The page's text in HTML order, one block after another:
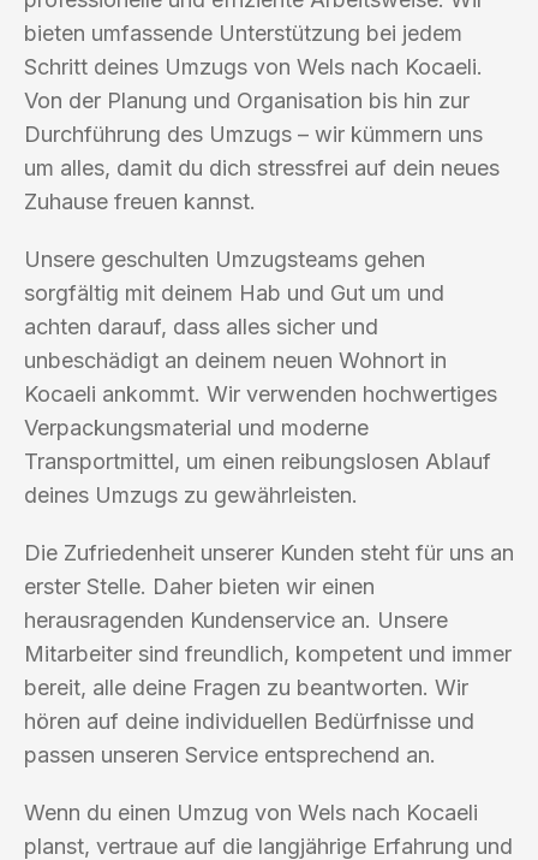
bieten umfassende Unterstützung bei jedem
Schritt deines Umzugs von Wels nach Kocaeli.
Von der Planung und Organisation bis hin zur
Durchführung des Umzugs – wir kümmern uns
um alles, damit du dich stressfrei auf dein neues
Zuhause freuen kannst.
Unsere geschulten Umzugsteams gehen
sorgfältig mit deinem Hab und Gut um und
achten darauf, dass alles sicher und
unbeschädigt an deinem neuen Wohnort in
Kocaeli ankommt. Wir verwenden hochwertiges
Verpackungsmaterial und moderne
Transportmittel, um einen reibungslosen Ablauf
deines Umzugs zu gewährleisten.
Die Zufriedenheit unserer Kunden steht für uns an
erster Stelle. Daher bieten wir einen
herausragenden Kundenservice an. Unsere
Mitarbeiter sind freundlich, kompetent und immer
bereit, alle deine Fragen zu beantworten. Wir
hören auf deine individuellen Bedürfnisse und
passen unseren Service entsprechend an.
Wenn du einen Umzug von Wels nach Kocaeli
planst, vertraue auf die langjährige Erfahrung und